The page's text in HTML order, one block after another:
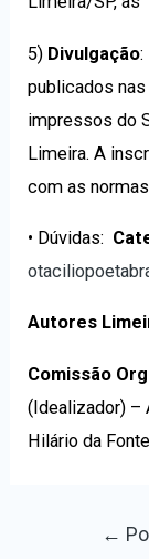
5) Divulgação:
publicados
impressos do
Limeira. A
com as
• Dúvidas:
Autores
Comissão
(Idealizador) –
Hilário da
←